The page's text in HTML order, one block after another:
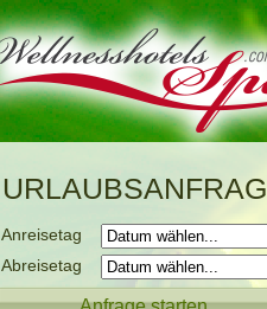
Anreisetag
Abreisetag